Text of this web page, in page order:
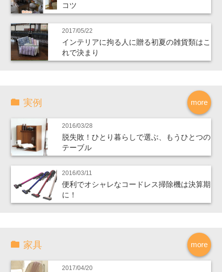
コツ
2017/05/22
インテリアに拘る人に贈る初夏の雑貨類はこ
れで決まり
more
実例
2016/03/28
脱失敗！ひとり暮らしで選ぶ、もうひとつの
テーブル
2016/03/11
便利でオシャレなコードレス掃除機は決算期
に！
more
家具
2017/04/20